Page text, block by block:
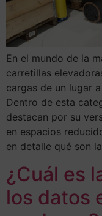
En el mundo de la
carretillas
cargas de un lugar
Dentro de esta
destacan por su
en espacios
en detalle qué son
¿Cuál es
los datos